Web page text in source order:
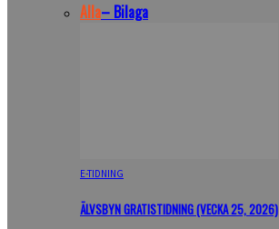
Alla– Bilaga
E-TIDNING
ÄLVSBYN GRATISTIDNING (VECKA 25, 2026)